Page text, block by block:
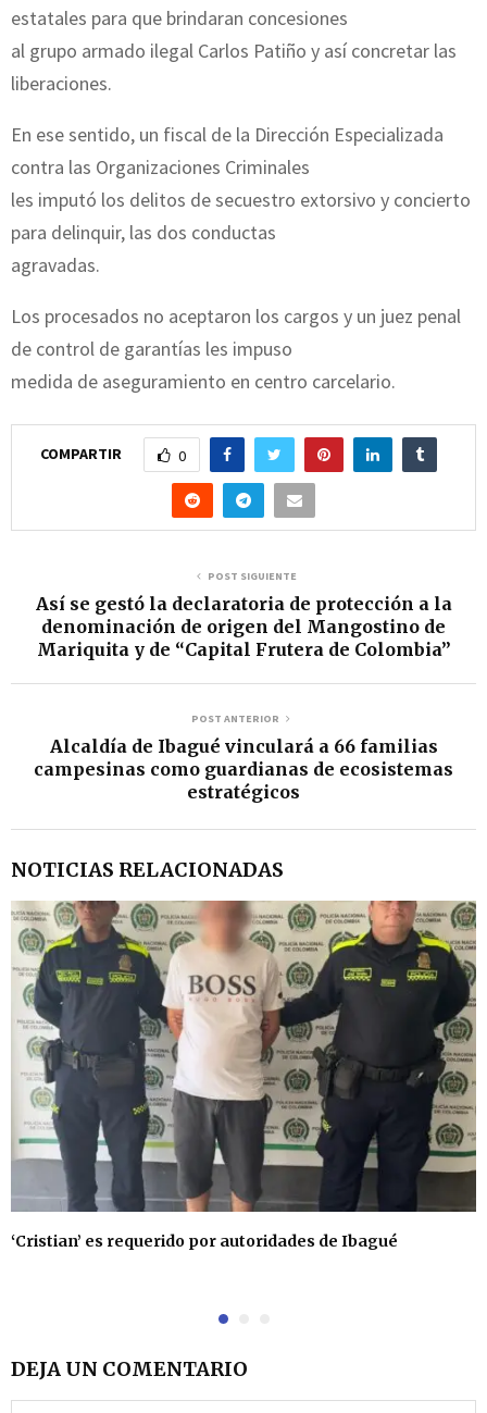
estatales para que brindaran concesiones
al grupo armado ilegal Carlos Patiño y así concretar las
liberaciones.
En ese sentido, un fiscal de la Dirección Especializada
contra las Organizaciones Criminales
les imputó los delitos de secuestro extorsivo y concierto
para delinquir, las dos conductas
agravadas.
Los procesados no aceptaron los cargos y un juez penal
de control de garantías les impuso
medida de aseguramiento en centro carcelario.
COMPARTIR 0
POST SIGUIENTE
Así se gestó la declaratoria de protección a la
denominación de origen del Mangostino de
Mariquita y de “Capital Frutera de Colombia”
POST ANTERIOR
Alcaldía de Ibagué vinculará a 66 familias
campesinas como guardianas de ecosistemas
estratégicos
NOTICIAS RELACIONADAS
‘Cristian’ es requerido por autoridades de Ibagué
DEJA UN COMENTARIO